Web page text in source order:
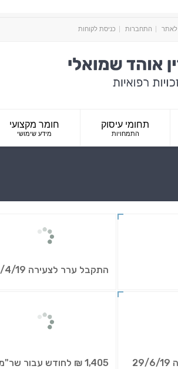
התחברות כניסת לקוחות
תחומי עיסוק
התמחויות
חומר מקצועי
מידע שימושי
התקבל ערר לצעירה 12/4/19
1,405 ₪ לחודש עבור שר"מ